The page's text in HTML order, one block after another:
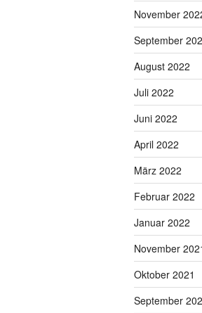
November
September
August 2022
Juli 2022
Juni 2022
April 2022
März 2022
Februar 2022
Januar 2022
November
Oktober 2021
September